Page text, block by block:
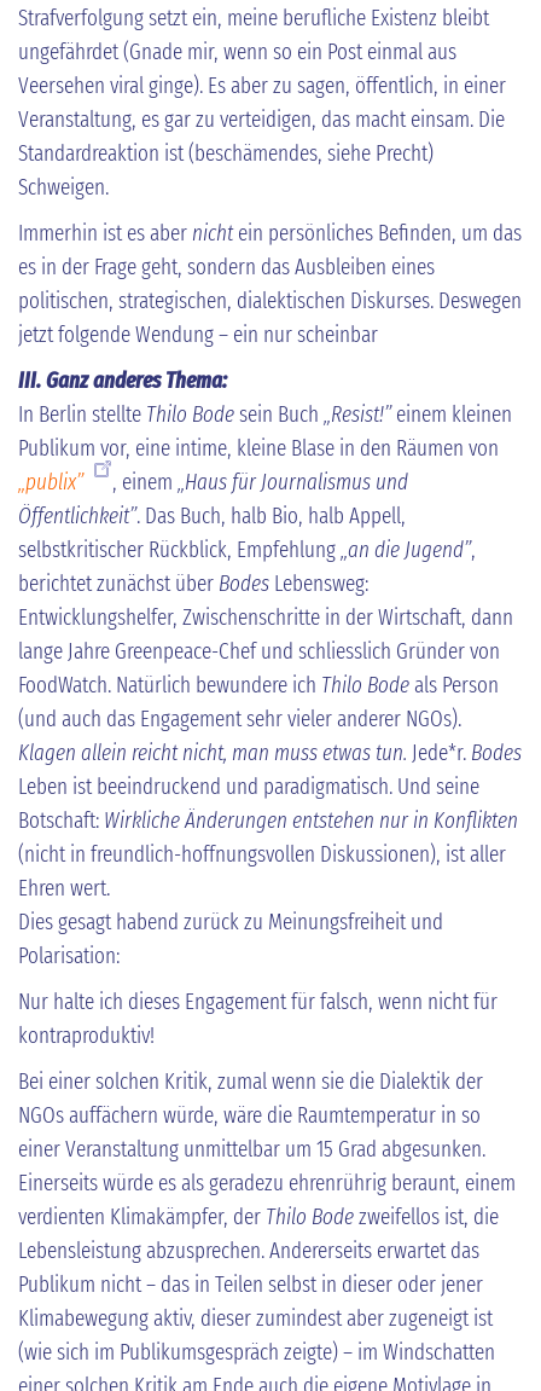
Strafverfolgung setzt ein, meine berufliche Existenz bleibt
ungefährdet (Gnade mir, wenn so ein Post einmal aus
Veersehen viral ginge). Es aber zu sagen, öffentlich, in einer
Veranstaltung, es gar zu verteidigen, das macht einsam. Die
Standardreaktion ist (beschämendes, siehe Precht)
Schweigen.
Immerhin ist es aber nichtein persönliches Befinden, um das
es in der Frage geht, sondern das Ausbleiben eines
politischen, strategischen, dialektischen Diskurses. Deswegen
jetzt folgende Wendung – ein nur scheinbar
III. Ganz anderes Thema:
In Berlin stellte Thilo Bodesein Buch „Resist!”einem kleinen
Publikum vor, eine intime, kleine Blase in den Räumen von
„publix”
, einem „Haus für Journalismus und
Öffentlichkeit”. Das Buch, halb Bio, halb Appell,
selbstkritischer Rückblick, Empfehlung„an die Jugend”,
berichtet zunächst über Bodes Lebensweg:
Entwicklungshelfer, Zwischenschritte in der Wirtschaft, dann
lange Jahre Greenpeace-Chef und schliesslich Gründer von
FoodWatch. Natürlich bewundere ich Thilo Bodeals Person
(und auch das Engagement sehr vieler anderer NGOs).
Klagen allein reicht nicht, man muss etwas tun. Jede*r. Bodes
Leben ist beeindruckend und paradigmatisch. Und seine
Botschaft: Wirkliche Änderungen entstehen nur in Konflikten
(nicht in freundlich-hoffnungsvollen Diskussionen), ist aller
Ehren wert.
Dies gesagt habend zurück zu Meinungsfreiheit und
Polarisation:
Nur halte ich dieses Engagement für falsch, wenn nicht für
kontraproduktiv!
Bei einer solchen Kritik, zumal wenn sie die Dialektik der
NGOs auffächern würde, wäre die Raumtemperatur in so
einer Veranstaltung unmittelbar um 15 Grad abgesunken.
Einerseits würde es als geradezu ehrenrührig beraunt, einem
verdienten Klimakämpfer, der Thilo Bodezweifellos ist, die
Lebensleistung abzusprechen. Andererseits erwartet das
Publikum nicht – das in Teilen selbst in dieser oder jener
Klimabewegung aktiv, dieser zumindest aber zugeneigt ist
(wie sich im Publikumsgespräch zeigte) – im Windschatten